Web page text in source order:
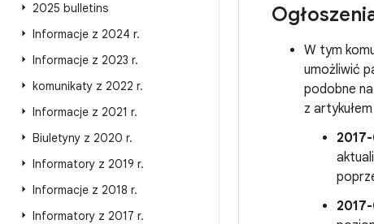
2025 bulletins
Informacje z 2024 r.
Informacje z 2023 r.
komunikaty z 2022 r.
Informacje z 2021 r.
Biuletyny z 2020 r.
Informatory z 2019 r.
Informacje z 2018 r.
Informatory z 2017 r.
W tym
umożliwić
podobne
z artykułem